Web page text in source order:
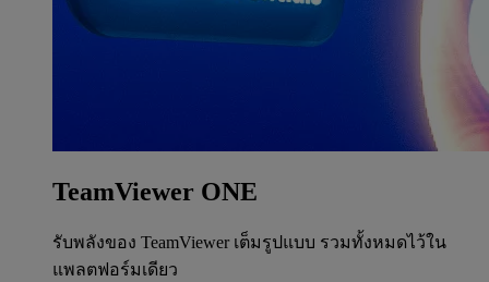
TeamViewer ONE
รับพลังของ TeamViewer เต็มรูปแบบ รวมทั้งหมดไว้ใน
แพลตฟอร์มเดียว